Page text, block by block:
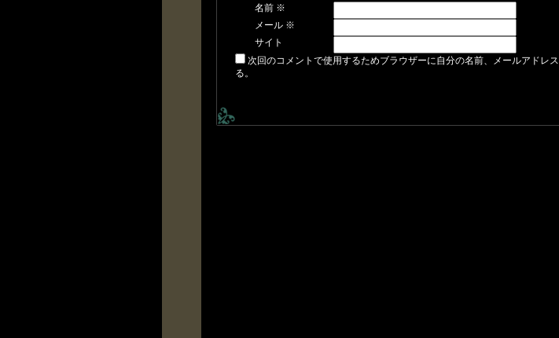
名前 ※
メール ※
サイト
次回のコメントで使用するためブラウザーに自分の名前、メールアドレ
る。